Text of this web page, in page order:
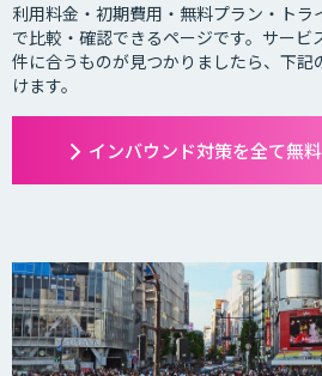
利用料金・初期費用・無料プラン・ト
で比較・確認できるページです。サービ
件に合うものが見つかりましたら、下記
けます。
インバウンド対策を全て無